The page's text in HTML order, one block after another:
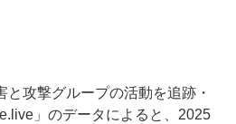
攻撃グループの活動を追跡・
」のデータによると、2025